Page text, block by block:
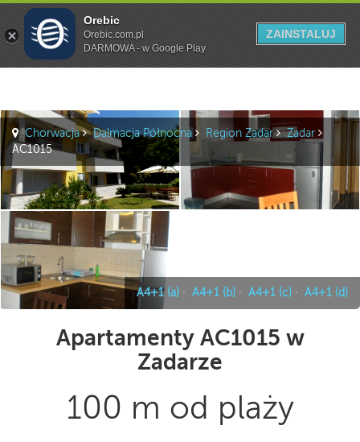
Szukaj
A4+1 (a) · A4+1 (b) · A4+1 (c) · A4+1 (d)
Chorwacja Dalmacja Północna Region Zadar
Zadar
AC1015
Apartamenty AC1015 w
Zadarze
100 m od plaży
Orebic
Orebic.com.pl
DARMOWA - w Google Play
ZAINSTALUJ